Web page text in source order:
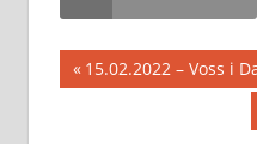
Previous
Post:
15.02.2022 – Voss i